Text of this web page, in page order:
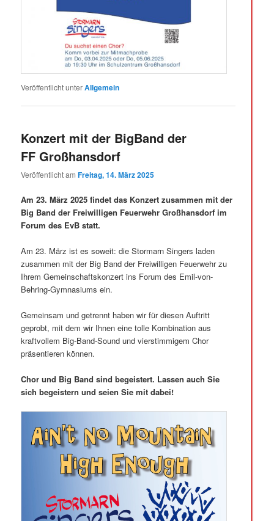
Veröffentlicht unterAllgemein
Konzert mit der BigBand der
FF Großhansdorf
Veröffentlicht amFreitag, 14. März 2025
Am 23. März 2025 findet das Konzert zusammen mit der
Big Band der Freiwilligen Feuerwehr Großhansdorf im
Forum des EvB statt.
Am 23. März ist es soweit: die Stormarn Singers laden
zusammen mit der Big Band der Freiwilligen Feuerwehr zu
Ihrem Gemeinschaftskonzert ins Forum des Emil-von-
Behring-Gymnasiums ein.
Gemeinsam und getrennt haben wir für diesen Auftritt
geprobt, mit dem wir Ihnen eine tolle Kombination aus
kraftvollem Big-Band-Sound und vierstimmigem Chor
präsentieren können.
Chor und Big Band sind begeistert. Lassen auch Sie
sich begeistern und seien Sie mit dabei!